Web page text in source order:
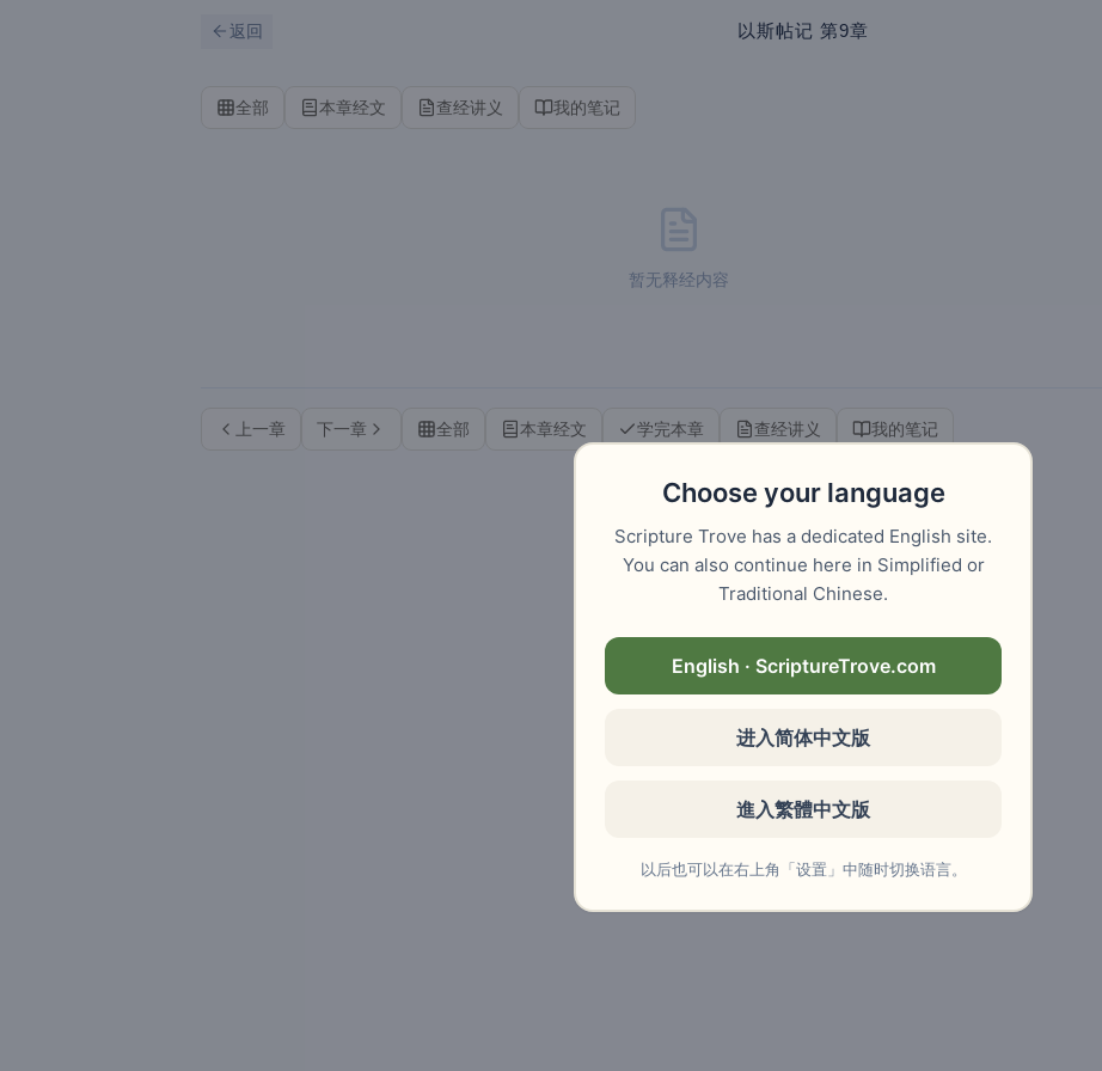
返回 以斯帖记 第9章
全部 本章经文 查经讲义 我的笔记
暂无释经内容
上一章 下一章 全部 本章经文 学完本章 查经讲义 我的笔记
Choose your language
Scripture Trove has a dedicated English site.
You can also continue here in Simplified or
Traditional Chinese.
English · ScriptureTrove.com
进入简体中文版
進入繁體中文版
以后也可以在右上角「设置」中随时切换语言。